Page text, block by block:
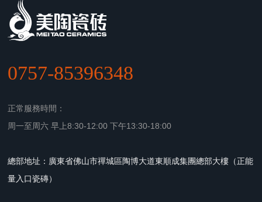
0757-85396348
正常服務時間：
周一至周六 早上8:30-12:00 下午13:30-18:00
總部地址：廣東省佛山市禪城區陶博大道東順成集團總部大樓（正能
量入口瓷磚）